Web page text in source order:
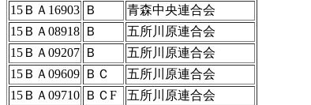
15ＢＡ16903 Ｂ
青森中央連合会
15ＢＡ08918 Ｂ
五所川原連合会
15ＢＡ09207 Ｂ
五所川原連合会
15ＢＡ09609 ＢＣ
五所川原連合会
15ＢＡ09710 ＢＣF
五所川原連合会